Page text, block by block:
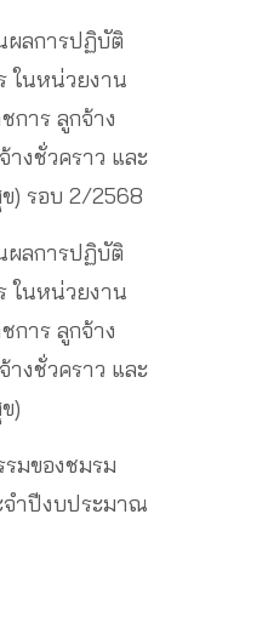
ผลการปฏิบัติ
ในหน่วยงาน
การ ลูกจ้าง
งชั่วคราว และ
) รอบ 2/2568
ผลการปฏิบัติ
ในหน่วยงาน
การ ลูกจ้าง
งชั่วคราว และ
)
มของชมรม
จำปีงบประมาณ